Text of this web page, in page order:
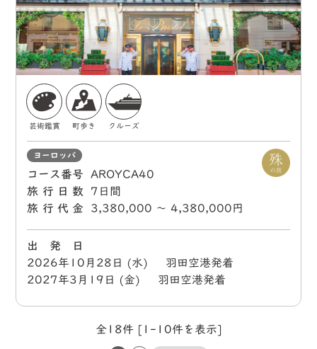
芸術鑑賞 町歩き クルーズ
ヨーロッパ
コース番号
AROYCA40
旅行日数
7日間
旅行代金
3,380,000 〜 4,380,000円
出 発 日
2026年10月28日 (水) 羽田空港発着
2027年3月19日 (金) 羽田空港発着
全18件 [1-10件を表示]